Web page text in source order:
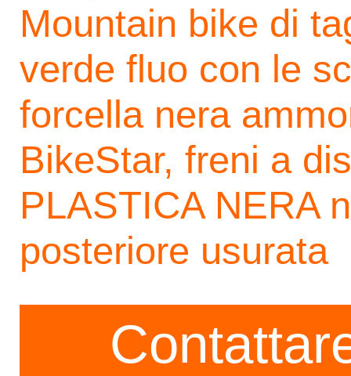
Mountain bike di
verde fluo con le
forcella nera
BikeStar, freni a
PLASTICA NERA
posteriore usurata